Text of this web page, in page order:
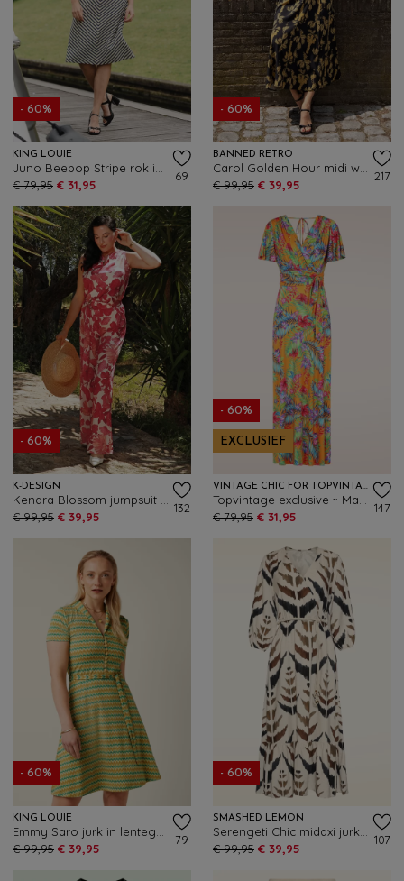
- 60%
KING LOUIE
€ 79,95 € 31,95
69
- 60%
BANNED RETRO
€ 99,95 € 39,95
217
- 60%
K-DESIGN
€ 99,95 € 39,95
132
- 60%
EXCLUSIEF
VINTAGE CHIC FOR TOPVINTAGE
€ 79,95 € 31,95
147
- 60%
KING LOUIE
€ 99,95 € 39,95
79
- 60%
SMASHED LEMON
€ 99,95 € 39,95
107